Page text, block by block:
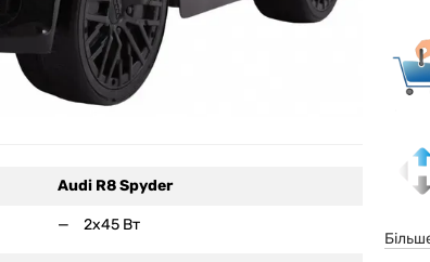
Audi R8 Spyder
2x45 Вт